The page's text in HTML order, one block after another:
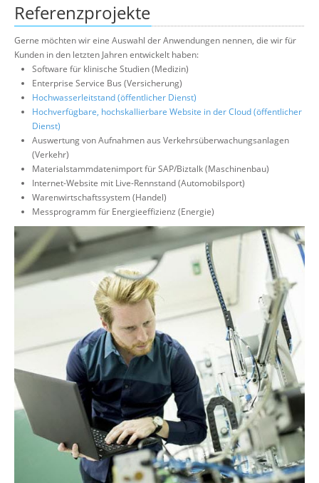
Referenzprojekte
Gerne möchten wir eine Auswahl der Anwendungen nennen, die wir für
Kunden in den letzten Jahren entwickelt haben:
Software für klinische Studien (Medizin)
Enterprise Service Bus (Versicherung)
Hochwasserleitstand (öffentlicher Dienst)
Hochverfügbare, hochskallierbare Website in der Cloud (öffentlicher
Dienst)
Auswertung von Aufnahmen aus Verkehrsüberwachungsanlagen
(Verkehr)
Materialstammdatenimport für SAP/Biztalk (Maschinenbau)
Internet-Website mit Live-Rennstand (Automobilsport)
Warenwirtschaftssystem (Handel)
Messprogramm für Energieeffizienz (Energie)